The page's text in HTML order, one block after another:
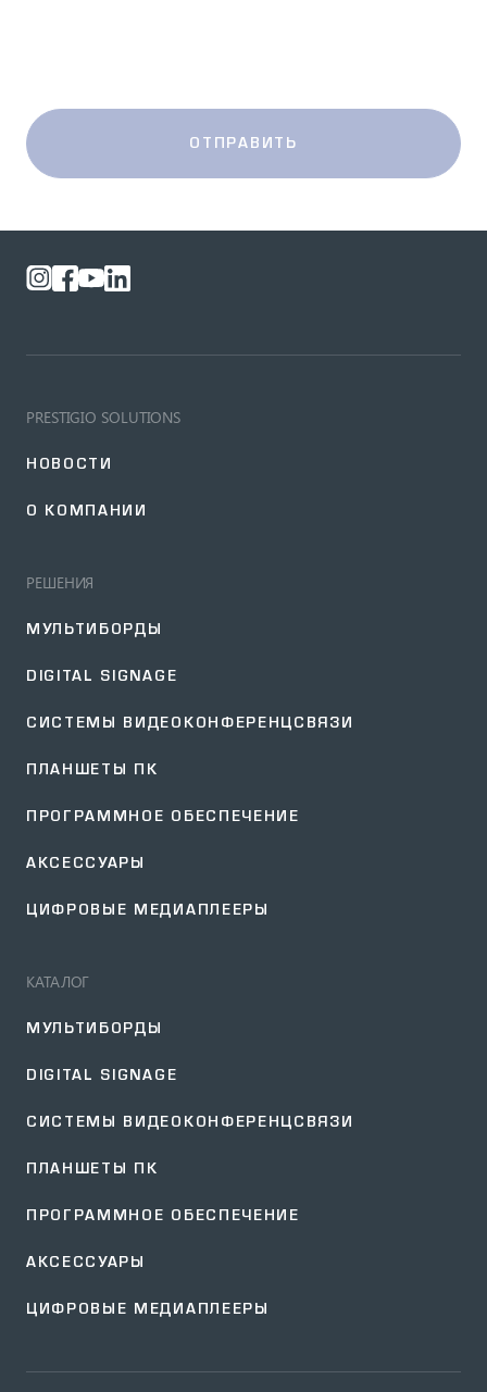
ОТПРАВИТЬ
PRESTIGIO SOLUTIONS
НОВОСТИ
О КОМПАНИИ
РЕШЕНИЯ
МУЛЬТИБОРДЫ
DIGITAL SIGNAGE
СИСТЕМЫ ВИДЕОКОНФЕРЕНЦСВЯЗИ
ПЛАНШЕТЫ ПК
ПРОГРАММНОЕ ОБЕСПЕЧЕНИЕ
АКСЕССУАРЫ
ЦИФРОВЫЕ МЕДИАПЛЕЕРЫ
КАТАЛОГ
МУЛЬТИБОРДЫ
DIGITAL SIGNAGE
СИСТЕМЫ ВИДЕОКОНФЕРЕНЦСВЯЗИ
ПЛАНШЕТЫ ПК
ПРОГРАММНОЕ ОБЕСПЕЧЕНИЕ
АКСЕССУАРЫ
ЦИФРОВЫЕ МЕДИАПЛЕЕРЫ